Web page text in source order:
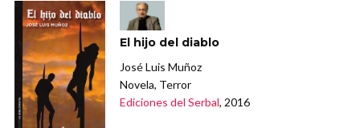
El hijo del diablo
José Luis Muñoz
Novela, Terror
Ediciones del Serbal, 2016